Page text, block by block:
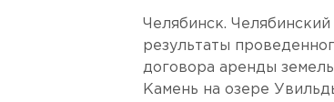
Челябинск.
результаты
договора аренды
Камень на озере